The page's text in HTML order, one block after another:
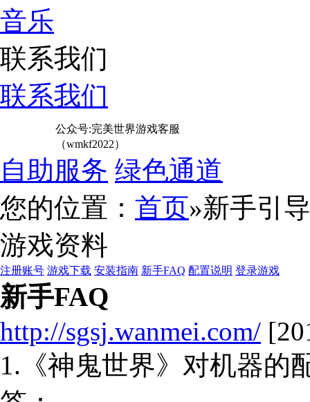
音乐
联系我们
联系我们
公众号:完美世界游戏客服
（wmkf2022）
自助服务 绿色通道
您的位置： 首页»新手引导
游戏资料
注册账号 游戏下载 安装指南 新手FAQ 配置说明 登录游戏
新手FAQ
http://sgsj.wanmei.com/
1.《神鬼世界》对机器的